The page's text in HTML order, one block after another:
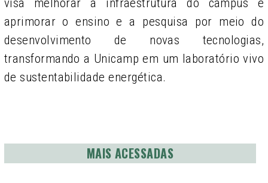
visa melhorar a infraestrutura do campus e
aprimorar o ensino e a pesquisa por meio do
desenvolvimento de novas tecnologias,
transformando a Unicamp em um laboratório vivo
de sustentabilidade energética.
MAIS ACESSADAS